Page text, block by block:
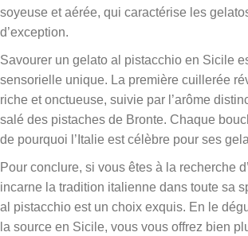
soyeuse et aérée, qui caractérise les
d’exception.
Savourer un gelato al pistacchio en Sicile
sensorielle unique. La première cuillerée
riche et onctueuse, suivie par l’arôme
salé des pistaches de Bronte. Chaque
de pourquoi l’Italie est célèbre pour ses
Pour conclure, si vous êtes à la recherche
incarne la tradition italienne dans toute sa
al pistacchio est un choix exquis. En le
la source en Sicile, vous vous offrez bien